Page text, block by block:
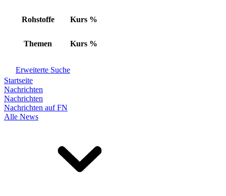
Rohstoffe Kurs %
Themen Kurs %
Erweiterte Suche
Startseite
Nachrichten
Nachrichten
Nachrichten auf FN
Alle News